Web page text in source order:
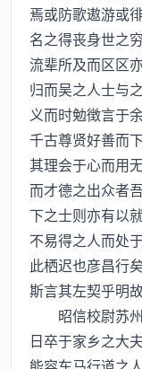
焉或防歌遨游或
名之得丧身世之
流辈所及而区区
归而吴之人士与
义而时勉徴言于
千古尊贤好善而
其理会于心而用
而才德之出众者
下之士则亦有以
不易得之人而处
此栖迟也彦昌行
斯言其左契乎明
昭信校尉苏州
日卒于家乡之大